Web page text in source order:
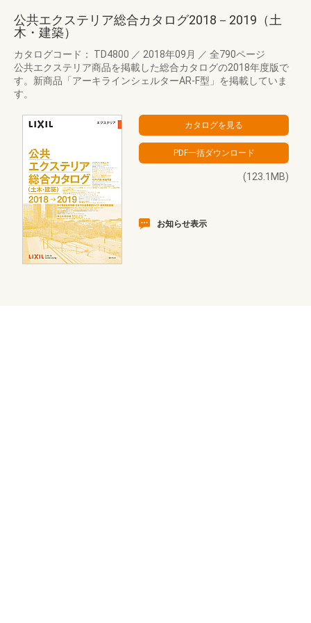
公共エクステリア総合カタログ2018－2019（土
木・建築）
カタログコード： TD4800 ／ 2018年09月 ／ 全790ページ
公共エクステリア商品を掲載した総合カタログの2018年度版で
す。新商品「アーキラインシェルターAR-F型」を掲載していま
す。
(123.1MB)
お知らせ表示